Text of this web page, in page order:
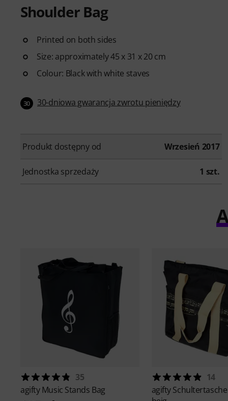
Shoulder Bag
Printed on both sides
Size: approximately 45 x 31 x 20 cm
Colour: Black with white staves
30 30-dniowa gwarancja zwrotu pieniędzy
Produkt dostępny od Wrzesień 2017
Jednostka sprzedaży 1 szt.
35
agiftyMusic Stands Bag
14
agifty